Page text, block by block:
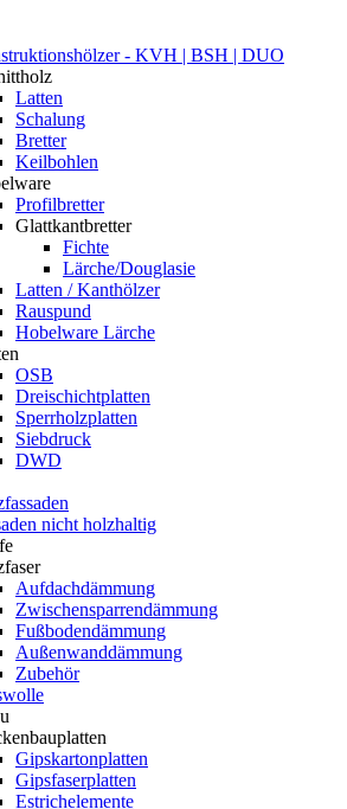
- KVH | BSH | DUO
Latten
Schalung
Bretter
Keilbohlen
Profilbretter
Glattkantbretter
Fichte
Lärche/Douglasie
Latten / Kanthölzer
Rauspund
Hobelware Lärche
OSB
Dreischichtplatten
Sperrholzplatten
Siebdruck
DWD
nicht holzhaltig
Aufdachdämmung
Zwischensparrendämmung
Fußbodendämmung
Außenwanddämmung
Zubehör
Gipskartonplatten
Gipsfaserplatten
Estrichelemente